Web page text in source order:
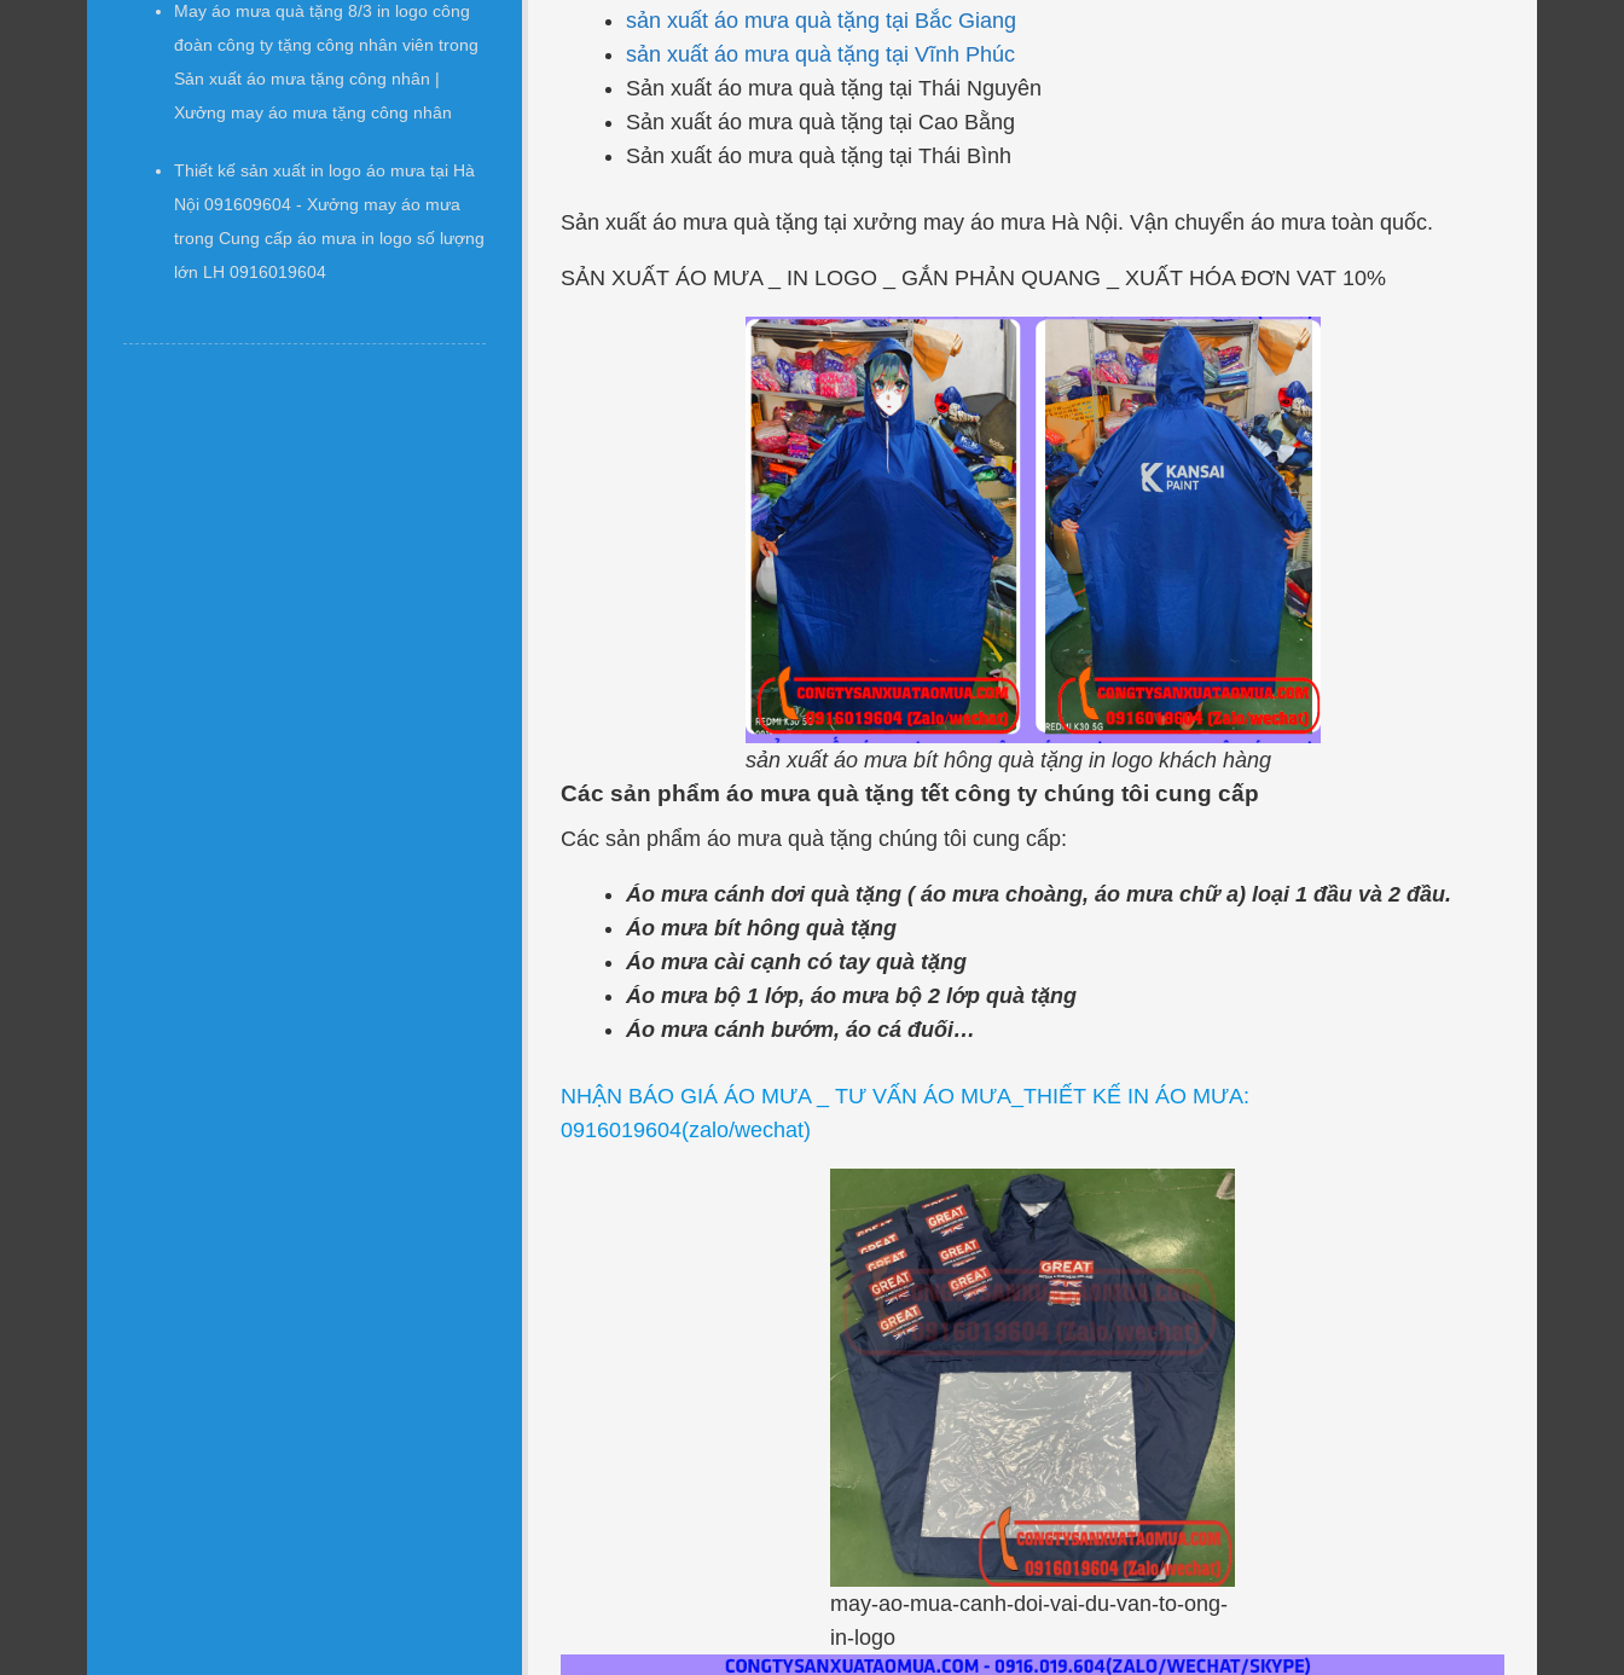
May áo mưa quà tặng 8/3 in logo công
đoàn công ty tặng công nhân viên trong
Sản xuất áo mưa tặng công nhân |
Xưởng may áo mưa tặng công nhân
Thiết kế sản xuất in logo áo mưa tại Hà
Nội 091609604 - Xưởng may áo mưa
trong Cung cấp áo mưa in logo số lượng
lớn LH 0916019604
sản xuất áo mưa quà tặng tại Bắc Giang
sản xuất áo mưa quà tặng tại Vĩnh Phúc
Sản xuất áo mưa quà tặng tại Thái Nguyên
Sản xuất áo mưa quà tặng tại Cao Bằng
Sản xuất áo mưa quà tặng tại Thái Bình
Sản xuất áo mưa quà tặng tại xưởng may áo mưa Hà Nội. Vận chuyển áo mưa toàn quốc.
SẢN XUẤT ÁO MƯA _ IN LOGO _ GẮN PHẢN QUANG _ XUẤT HÓA ĐƠN VAT 10%
sản xuất áo mưa bít hông quà tặng in logo khách hàng
Các sản phẩm áo mưa quà tặng tết công ty chúng tôi cung cấp
Các sản phẩm áo mưa quà tặng chúng tôi cung cấp:
Áo mưa cánh dơi quà tặng ( áo mưa choàng, áo mưa chữ a) loại 1 đầu và 2 đầu.
Áo mưa bít hông quà tặng
Áo mưa cài cạnh có tay quà tặng
Áo mưa bộ 1 lớp, áo mưa bộ 2 lớp quà tặng
Áo mưa cánh bướm, áo cá đuối…
NHẬN BÁO GIÁ ÁO MƯA _ TƯ VẤN ÁO MƯA_THIẾT KẾ IN ÁO MƯA:
0916019604(zalo/wechat)
may-ao-mua-canh-doi-vai-du-van-to-ong-
in-logo